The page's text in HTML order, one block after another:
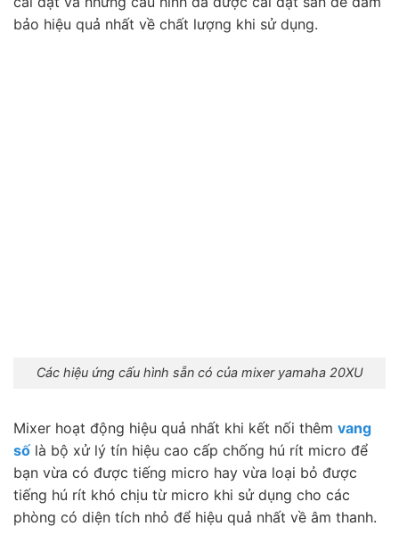
bảo hiệu quả nhất về chất lượng khi sử dụng.
Các hiệu ứng cấu hình sẵn có của mixer yamaha 20XU
Mixer hoạt động hiệu quả nhất khi kết nối thêm vang
sốlà bộ xử lý tín hiệu cao cấp chống hú rít micro để
bạn vừa có được tiếng micro hay vừa loại bỏ được
tiếng hú rít khó chịu từ micro khi sử dụng cho các
phòng có diện tích nhỏ để hiệu quả nhất về âm thanh.